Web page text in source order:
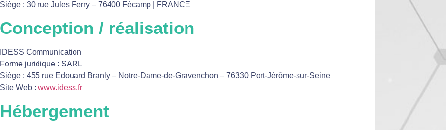
Siège : 30 rue Jules Ferry – 76400 Fécamp | FRANCE
Conception / réalisation
IDESS Communication
Forme juridique : SARL
Siège : 455 rue Edouard Branly – Notre-Dame-de-Gravenchon – 76330 Port-Jérôme-sur-Seine
Site Web : www.idess.fr
Hébergement